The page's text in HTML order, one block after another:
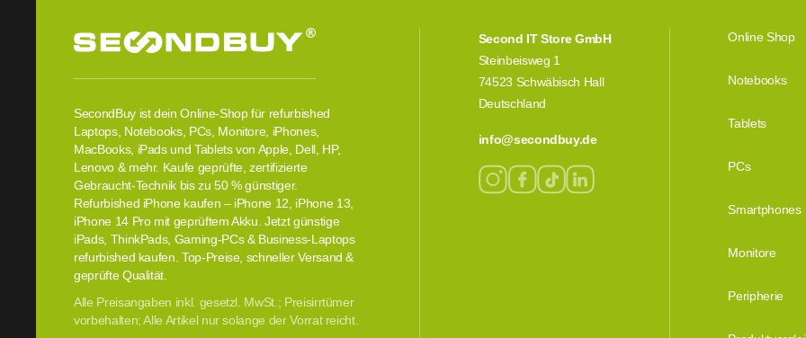
SecondBuy ist dein Online-Shop für refurbished
Laptops, Notebooks, PCs, Monitore, iPhones,
MacBooks, iPads und Tablets von Apple, Dell, HP,
Lenovo & mehr. Kaufe geprüfte, zertifizierte
Gebraucht-Technik bis zu 50 % günstiger.
Refurbished iPhone kaufen – iPhone 12, iPhone 13,
iPhone 14 Pro mit geprüftem Akku. Jetzt günstige
iPads, ThinkPads, Gaming-PCs & Business-Laptops
refurbished kaufen. Top-Preise, schneller Versand &
geprüfte Qualität.
Alle Preisangaben inkl. gesetzl. MwSt.; Preisirrtümer
vorbehalten; Alle Artikel nur solange der Vorrat reicht.
Second IT Store GmbH
Steinbeisweg 1
74523 Schwäbisch Hall
Deutschland
info@secondbuy.de
Online Shop
Notebooks
Tablets
PCs
Smartphones
Monitore
Peripherie